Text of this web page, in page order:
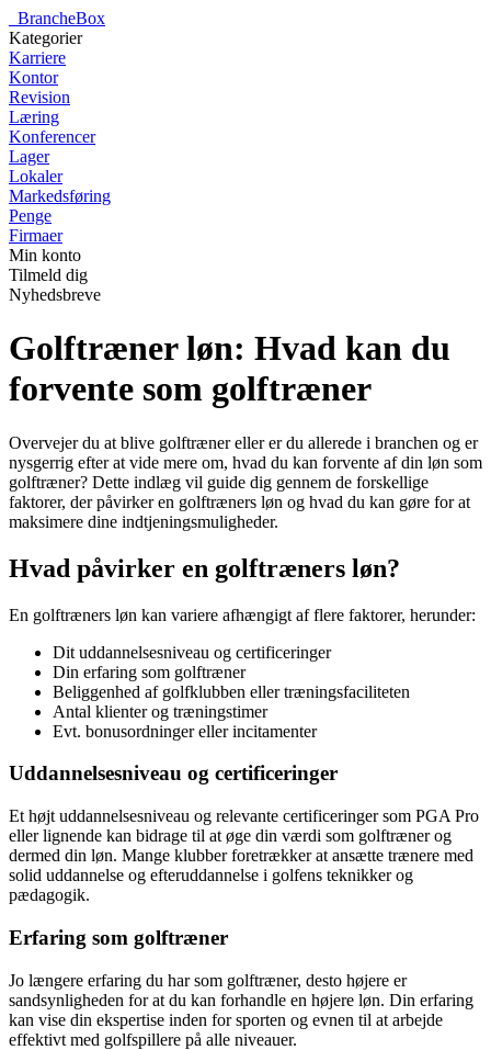
BrancheBox
Kategorier
Karriere
Kontor
Revision
Læring
Konferencer
Lager
Lokaler
Markedsføring
Penge
Firmaer
Min konto
Tilmeld dig
Nyhedsbreve
Golftræner løn: Hvad kan du
forvente som golftræner
Overvejer du at blive golftræner eller er du allerede i branchen og er
nysgerrig efter at vide mere om, hvad du kan forvente af din løn som
golftræner? Dette indlæg vil guide dig gennem de forskellige
faktorer, der påvirker en golftræners løn og hvad du kan gøre for at
maksimere dine indtjeningsmuligheder.
Hvad påvirker en golftræners løn?
En golftræners løn kan variere afhængigt af flere faktorer, herunder:
Dit uddannelsesniveau og certificeringer
Din erfaring som golftræner
Beliggenhed af golfklubben eller træningsfaciliteten
Antal klienter og træningstimer
Evt. bonusordninger eller incitamenter
Uddannelsesniveau og certificeringer
Et højt uddannelsesniveau og relevante certificeringer som PGA Pro
eller lignende kan bidrage til at øge din værdi som golftræner og
dermed din løn. Mange klubber foretrækker at ansætte trænere med
solid uddannelse og efteruddannelse i golfens teknikker og
pædagogik.
Erfaring som golftræner
Jo længere erfaring du har som golftræner, desto højere er
sandsynligheden for at du kan forhandle en højere løn. Din erfaring
kan vise din ekspertise inden for sporten og evnen til at arbejde
effektivt med golfspillere på alle niveauer.